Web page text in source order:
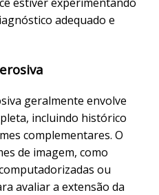
estiver experimentando
adequado e
geralmente envolve
incluindo histórico
complementares. O
de imagem, como
ou
avaliar a extensão da